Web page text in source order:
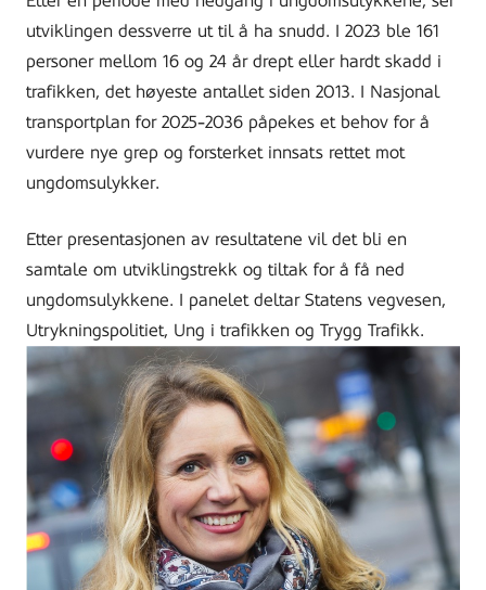
utviklingen dessverre ut til å ha snudd. I 2023 ble 161
personer mellom 16 og 24 år drept eller hardt skadd i
trafikken, det høyeste antallet siden 2013. I Nasjonal
transportplan for 2025-2036 påpekes et behov for å
vurdere nye grep og forsterket innsats rettet mot
ungdomsulykker.
Etter presentasjonen av resultatene vil det bli en
samtale om utviklingstrekk og tiltak for å få ned
ungdomsulykkene. I panelet deltar Statens vegvesen,
Utrykningspolitiet, Ung i trafikken og Trygg Trafikk.